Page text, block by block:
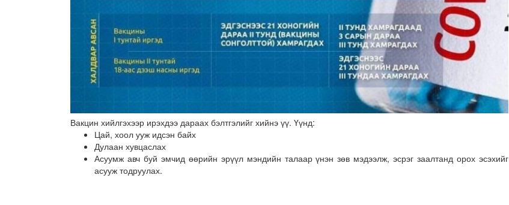
Вакцин хийлгэхээр ирэхдээ дараах бэлтгэлийг хийнэ үү. Үүнд:
Цай, хоол ууж идсэн байх
Дулаан хувцаслах
Асуумж авч буй эмчид өөрийн эрүүл мэндийн талаар үнэн зөв мэдээлж, эсрэг заалтанд орох эсэхийг
асууж тодруулах.